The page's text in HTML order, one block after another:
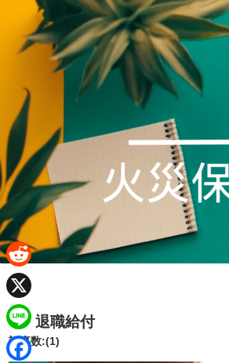
退職給付
記事数:(1)
R
e
d
d
X
L